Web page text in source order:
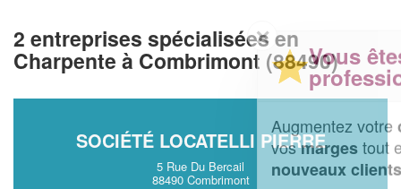
2 entreprises spécialisées en
Charpente à Combrimont (88490)
SOCIÉTÉ LOCATELLI PIERRE
5 Rue Du Bercail
88490 Combrimont
✕
Vous êtes un
professionnel ?
Augmentez votre chiffre d'affaireset
vosmargestout en gagnant de
nouveaux clients!